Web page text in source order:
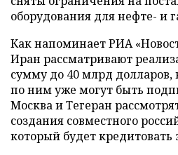
оборудования для нефте- и
Как напоминает РИА
Иран рассматривают
сумму до 40 млрд
по ним уже могут быть
Москва и Тегеран
создания совместного
который будет кредитовать